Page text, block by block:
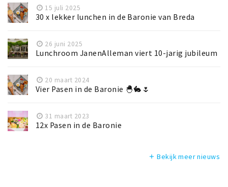
15 juli 2025
30 x lekker lunchen in de Baronie van Breda
26 juni 2025
Lunchroom JanenAlleman viert 10-jarig jubileum
20 maart 2024
Vier Pasen in de Baronie 🐣🐇🌷
31 maart 2023
12x Pasen in de Baronie
add Bekijk meer nieuws